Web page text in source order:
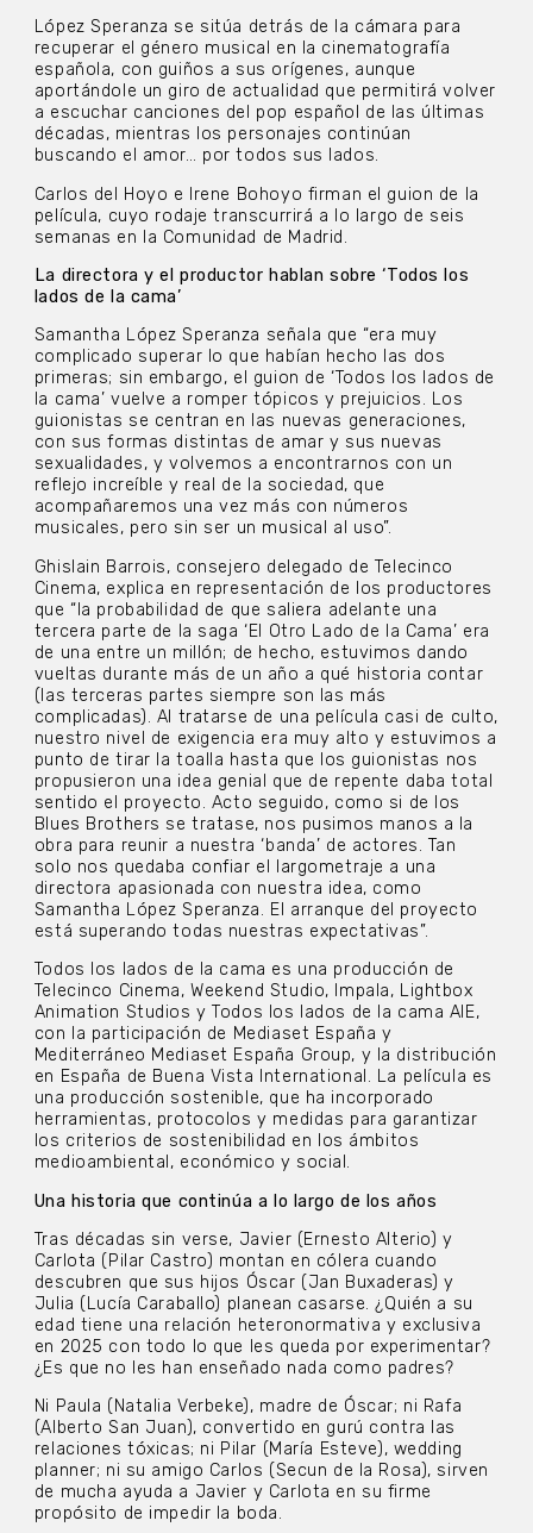
López Speranza se sitúa detrás de la cámara para
recuperar el género musical en la cinematografía
española, con guiños a sus orígenes, aunque
aportándole un giro de actualidad que permitirá volver
a escuchar canciones del pop español de las últimas
décadas, mientras los personajes continúan
buscando el amor… por todos sus lados.
Carlos del Hoyo e Irene Bohoyo firman el guion de la
película, cuyo rodaje transcurrirá a lo largo de seis
semanas en la Comunidad de Madrid.
La directora y el productor hablan sobre ‘Todos los
lados de la cama’
Samantha López Speranza señala que “era muy
complicado superar lo que habían hecho las dos
primeras; sin embargo, el guion de ‘Todos los lados de
la cama’ vuelve a romper tópicos y prejuicios. Los
guionistas se centran en las nuevas generaciones,
con sus formas distintas de amar y sus nuevas
sexualidades, y volvemos a encontrarnos con un
reflejo increíble y real de la sociedad, que
acompañaremos una vez más con números
musicales, pero sin ser un musical al uso”.
Ghislain Barrois, consejero delegado de Telecinco
Cinema, explica en representación de los productores
que “la probabilidad de que saliera adelante una
tercera parte de la saga ‘El Otro Lado de la Cama’ era
de una entre un millón; de hecho, estuvimos dando
vueltas durante más de un año a qué historia contar
(las terceras partes siempre son las más
complicadas). Al tratarse de una película casi de culto,
nuestro nivel de exigencia era muy alto y estuvimos a
punto de tirar la toalla hasta que los guionistas nos
propusieron una idea genial que de repente daba total
sentido el proyecto. Acto seguido, como si de los
Blues Brothers se tratase, nos pusimos manos a la
obra para reunir a nuestra ‘banda’ de actores. Tan
solo nos quedaba confiar el largometraje a una
directora apasionada con nuestra idea, como
Samantha López Speranza. El arranque del proyecto
está superando todas nuestras expectativas”.
Todos los lados de la cama es una producción de
Telecinco Cinema, Weekend Studio, Impala, Lightbox
Animation Studios y Todos los lados de la cama AIE,
con la participación de Mediaset España y
Mediterráneo Mediaset España Group, y la distribución
en España de Buena Vista International. La película es
una producción sostenible, que ha incorporado
herramientas, protocolos y medidas para garantizar
los criterios de sostenibilidad en los ámbitos
medioambiental, económico y social.
Una historia que continúa a lo largo de los años
Tras décadas sin verse, Javier (Ernesto Alterio) y
Carlota (Pilar Castro) montan en cólera cuando
descubren que sus hijos Óscar (Jan Buxaderas) y
Julia (Lucía Caraballo) planean casarse. ¿Quién a su
edad tiene una relación heteronormativa y exclusiva
en 2025 con todo lo que les queda por experimentar?
¿Es que no les han enseñado nada como padres?
Ni Paula (Natalia Verbeke), madre de Óscar; ni Rafa
(Alberto San Juan), convertido en gurú contra las
relaciones tóxicas; ni Pilar (María Esteve), wedding
planner; ni su amigo Carlos (Secun de la Rosa), sirven
de mucha ayuda a Javier y Carlota en su firme
propósito de impedir la boda.